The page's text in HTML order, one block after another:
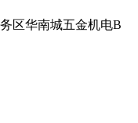
区华南城五金机电B